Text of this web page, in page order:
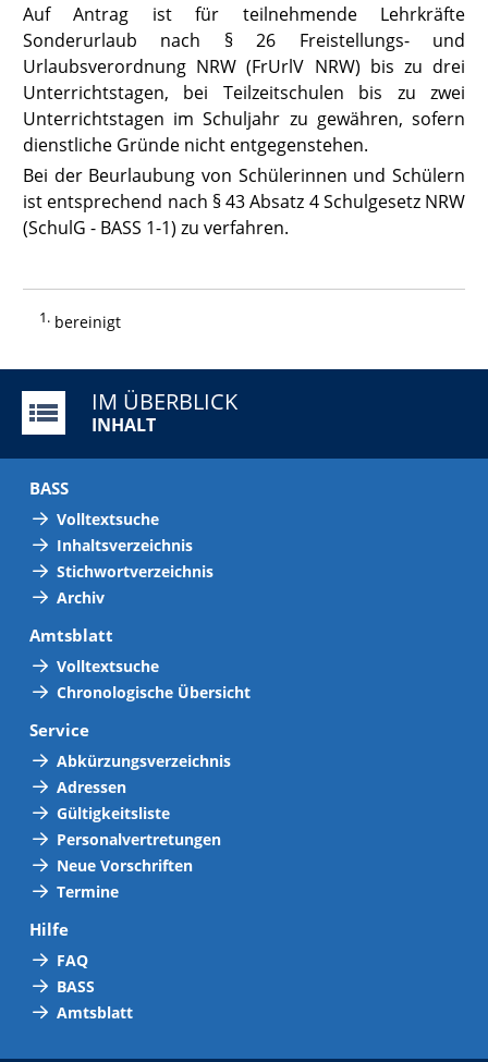
Auf Antrag ist für teilnehmende Lehrkräfte
Sonderurlaub nach § 26 Freistellungs- und
Urlaubsverordnung NRW (FrUrlV NRW) bis zu drei
Unterrichtstagen, bei Teilzeitschulen bis zu zwei
Unterrichtstagen im Schuljahr zu gewähren, sofern
dienstliche Gründe nicht entgegenstehen.
Bei der Beurlaubung von Schülerinnen und Schülern
ist entsprechend nach § 43 Absatz 4Schulgesetz NRW
(SchulG - BASS 1-1) zu verfahren.
1 bereinigt
IM ÜBERBLICK
INHALT
BASS
Volltextsuche
Inhaltsverzeichnis
Stichwortverzeichnis
Archiv
Amtsblatt
Volltextsuche
Chronologische Übersicht
Service
Abkürzungsverzeichnis
Adressen
Gültigkeitsliste
Personalvertretungen
Neue Vorschriften
Termine
Hilfe
FAQ
BASS
Amtsblatt